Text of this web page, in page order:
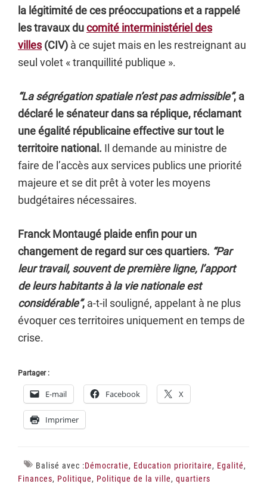
la légitimité de ces préoccupations et a rappelé
les travaux ducomité interministériel des
villes(CIV) à ce sujet mais en les restreignant au
seul volet « tranquillité publique ».
“La ségrégation spatiale n’est pas admissible”, a
déclaré le sénateur dans sa réplique, réclamant
une égalité républicaine effective sur tout le
territoire national. Il demande au ministre de
faire de l’accès aux services publics une priorité
majeure et se dit prêt à voter les moyens
budgétaires nécessaires.
Franck Montaugé plaide enfin pour un
changement de regard sur ces quartiers. “Par
leur travail, souvent de première ligne, l’apport
de leurs habitants à la vie nationale est
considérable”, a-t-il souligné, appelant à ne plus
évoquer ces territoires uniquement en temps de
crise.
Partager :
E-mail Facebook X
Imprimer
Balisé avec :Démocratie, Education prioritaire, Egalité,
Finances, Politique, Politique de la ville, quartiers